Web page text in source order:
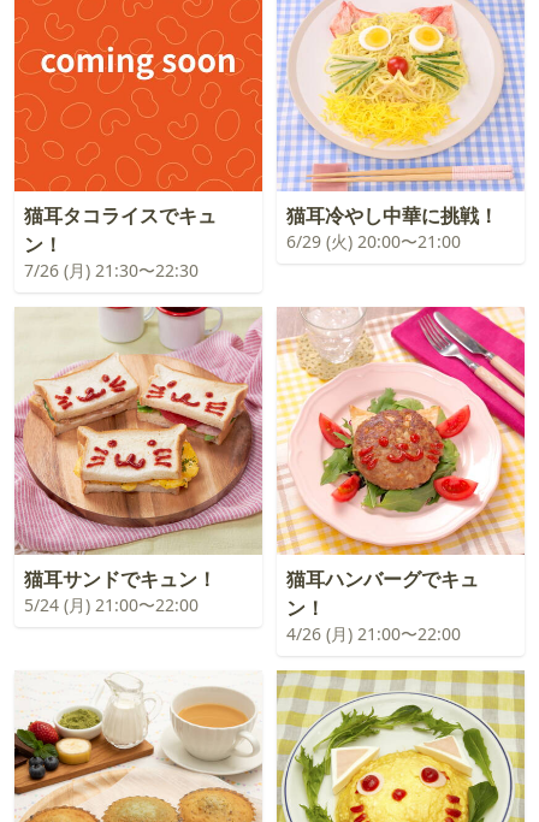
猫耳タコライスでキュ
ン！
7/26 (月) 21:30〜22:30
猫耳冷やし中華に挑戦！
6/29 (火) 20:00〜21:00
猫耳サンドでキュン！
5/24 (月) 21:00〜22:00
猫耳ハンバーグでキュ
ン！
4/26 (月) 21:00〜22:00